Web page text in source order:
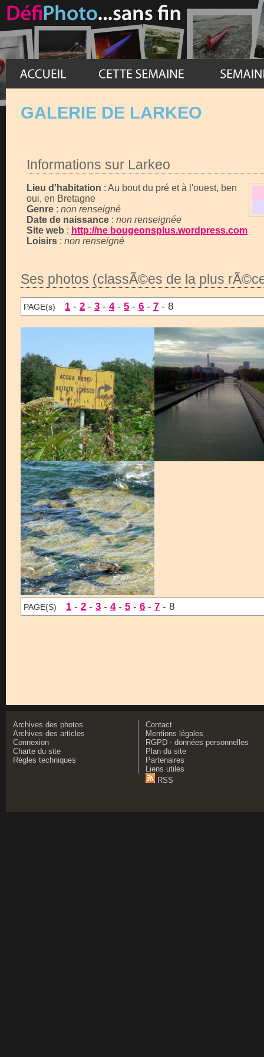
GALERIE DE LARKEO
Informations sur Larkeo
Lieu d'habitation : Au bout du pré et à l'ouest, ben
oui, en Bretagne
Genre : non renseigné
Date de naissance : non renseignée
Site web : http://ne bougeonsplus.wordpress.com
Loisirs : non renseigné
Ses photos (classÃ©es de la plus
PAGE(s) 1 - 2 - 3 - 4- 5 - 6 - 7 - 8
PAGE(S) 1 - 2 - 3 - 4- 5 - 6 - 7 - 8
Archives des photos
Archives des articles
Connexion
Charte du site
Règles techniques
Contact
Mentions légales
RGPD - données personnelles
Plan du site
Partenaires
Liens utiles
RSS